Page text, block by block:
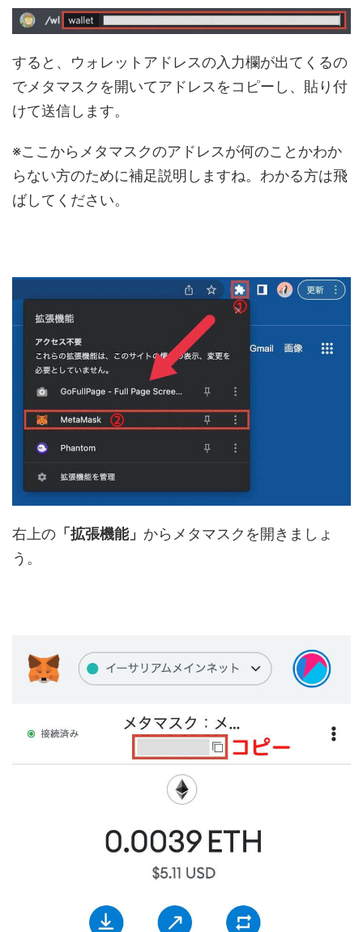
すると、ウォレットアドレスの入力欄が出てくるの
でメタマスクを開いてアドレスをコピーし、貼り付
けて送信します。
※ここからメタマスクのアドレスが何のことかわか
らない方のために補足説明しますね。わかる方は飛
ばしてください。
右上の 「拡張機能」 からメタマスクを開きましょ
う。